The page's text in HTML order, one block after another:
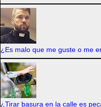
¿Es malo que me guste o me
¿Tirar basura en la calle es